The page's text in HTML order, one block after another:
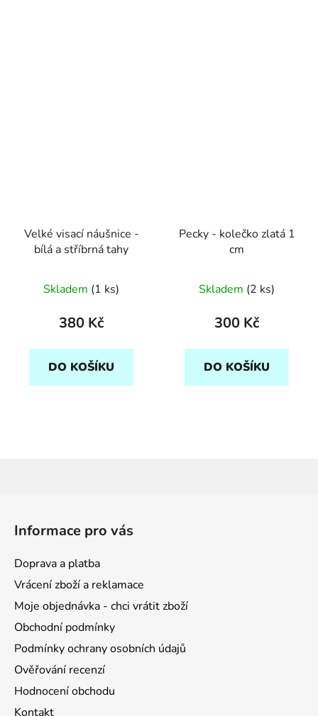
Velké visací náušnice -
bílá a stříbrná tahy
Skladem (1 ks)
380 Kč
DO KOŠÍKU
Pecky - kolečko zlatá 1
cm
Skladem (2 ks)
300 Kč
DO KOŠÍKU
Informace pro vás
Doprava a platba
Vrácení zboží a reklamace
Moje objednávka - chci vrátit zboží
Obchodní podmínky
Podmínky ochrany osobních údajů
Ověřování recenzí
Hodnocení obchodu
Kontakt